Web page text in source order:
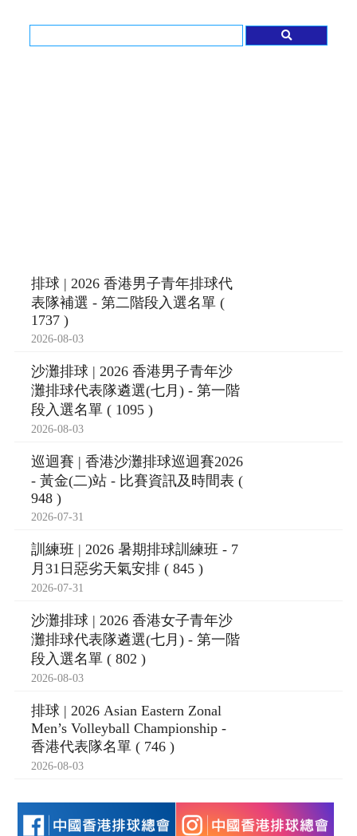
排球 | 2026 香港男子青年排球代
表隊補選 - 第二階段入選名單 (
1737 )
2026-08-03
沙灘排球 | 2026 香港男子青年沙
灘排球代表隊遴選(七月) - 第一階
段入選名單 ( 1095 )
2026-08-03
巡迴賽 | 香港沙灘排球巡迴賽2026
- 黃金(二)站 - 比賽資訊及時間表 (
948 )
2026-07-31
訓練班 | 2026 暑期排球訓練班 - 7
月31日惡劣天氣安排 ( 845 )
2026-07-31
沙灘排球 | 2026 香港女子青年沙
灘排球代表隊遴選(七月) - 第一階
段入選名單 ( 802 )
2026-08-03
排球 | 2026 Asian Eastern Zonal
Men’s Volleyball Championship -
香港代表隊名單 ( 746 )
2026-08-03